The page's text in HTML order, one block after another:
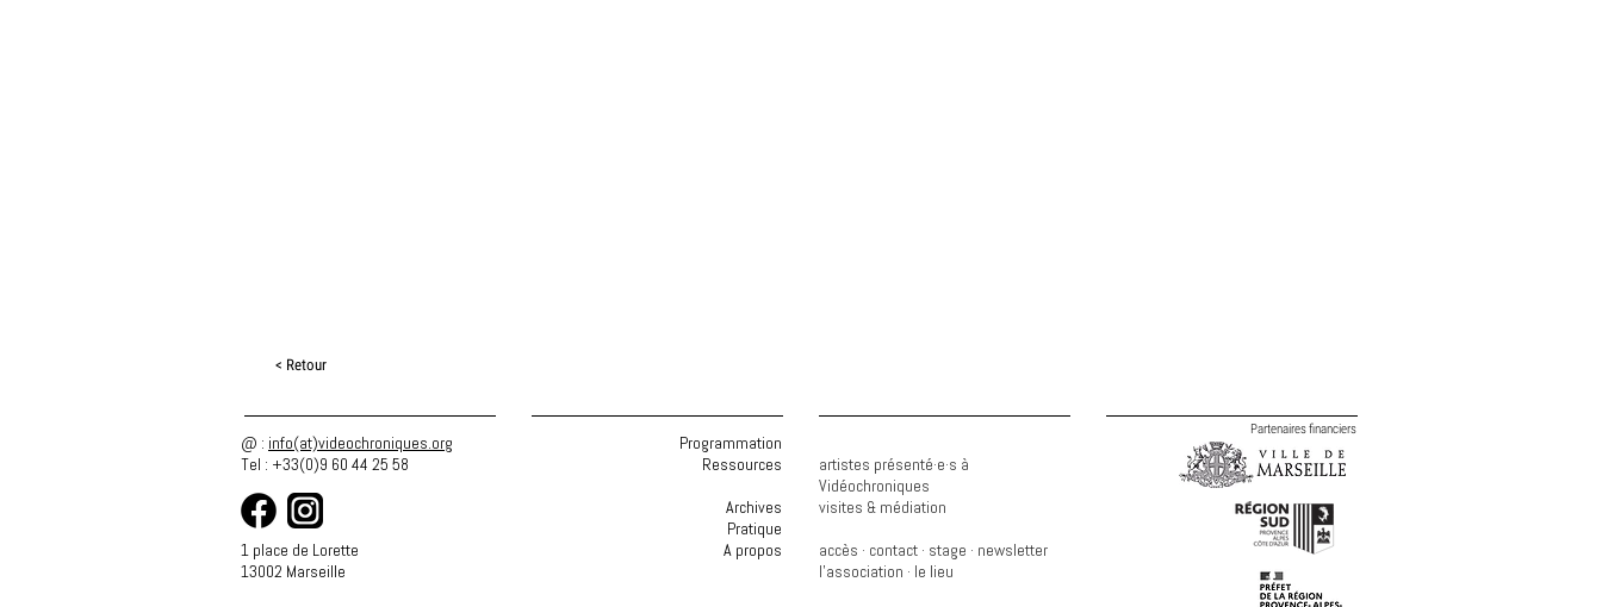
< Retour
@ : info(at)videochroniques.org
Tel : +33(0)9 60 44 25 58
1 place de Lorette
13002 Marseille
Programmation
Ressources
Archives
Pratique
A propos
artistes présenté·e·s à
Vidéochroniques
visites & médiation
accès · contact · stage · newsletter
l'association · le lieu
Partenaires financiers